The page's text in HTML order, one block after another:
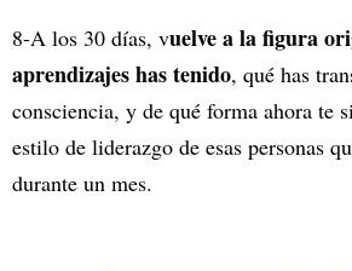
8-A los 30 días, vuelve a la figura
aprendizajes has tenido, qué has
consciencia, y de qué forma ahora te
estilo de liderazgo de esas personas
durante un mes.